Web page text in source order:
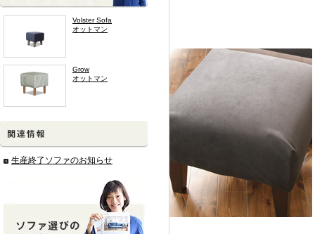
Volster Sofa
オットマン
Grow
オットマン
生産終了ソファのお知らせ